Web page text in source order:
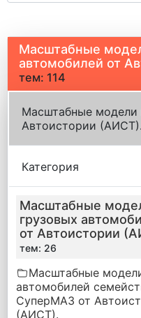
Масштабные
автомобилей от
тем: 114
Масштабные модели
Автоистории (АИСТ).
Категория
Масштабные
грузовых
от Автоистории
тем: 26
Масштабные
автомобилей
СуперМАЗ от
(АИСТ).